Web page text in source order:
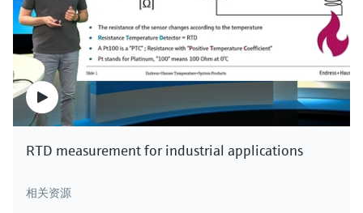
RTD measurement for industrial applications
相关资源